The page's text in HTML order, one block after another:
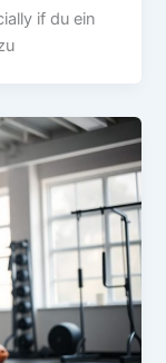
if du ein